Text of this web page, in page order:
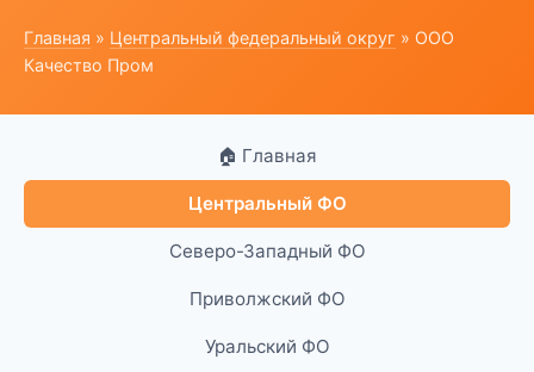
Главная » Центральный федеральный округ » ООО
Качество Пром
🏠 Главная
Центральный ФО
Северо-Западный ФО
Приволжский ФО
Уральский ФО